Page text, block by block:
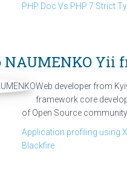
PHP Doc Vs PHP 7 Strict
Yii
Web developer from
framework core
of Open Source community
Application profiling using
Blackfire